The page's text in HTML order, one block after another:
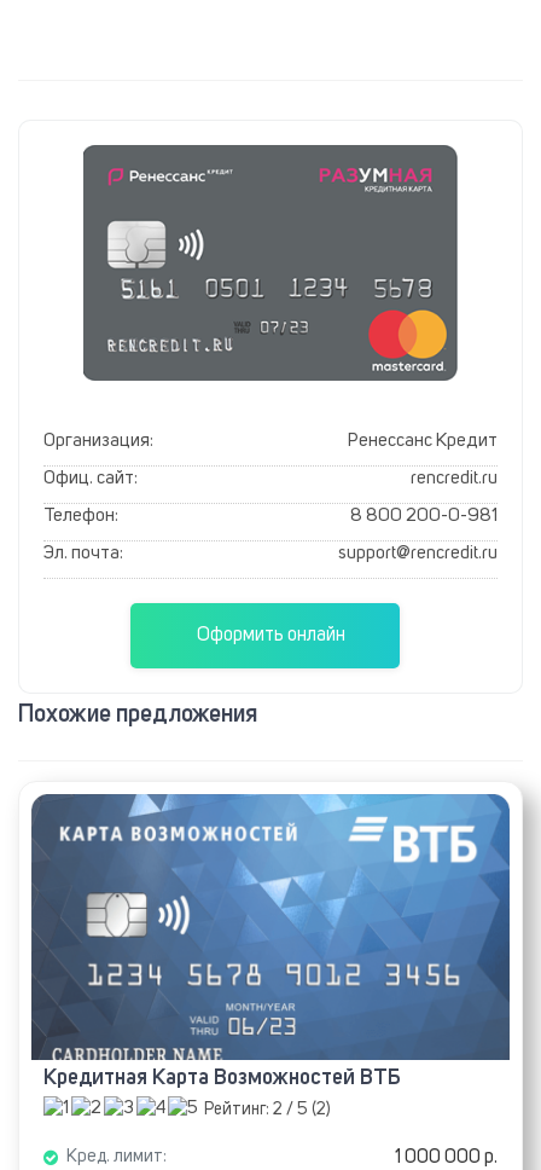
Организация: Ренессанс Кредит
Офиц. сайт: rencredit.ru
Телефон: 8 800 200-0-981
Эл. почта: support@rencredit.ru
Оформить онлайн
Похожие предложения
Кредитная Карта Возможностей ВТБ
Рейтинг: 2 / 5 (2)
Кред. лимит: 1 000 000 р.